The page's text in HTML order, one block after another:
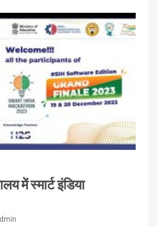
में स्मार्ट इंडिया